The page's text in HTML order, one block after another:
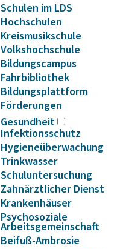
Schulen im LDS
Hochschulen
Kreismusikschule
Volkshochschule
Bildungscampus
Fahrbibliothek
Bildungsplattform
Förderungen
Gesundheit
Infektionsschutz
Hygieneüberwachung
Trinkwasser
Schuluntersuchung
Zahnärztlicher Dienst
Krankenhäuser
Psychosoziale
Arbeitsgemeinschaft
Beifuß-Ambrosie